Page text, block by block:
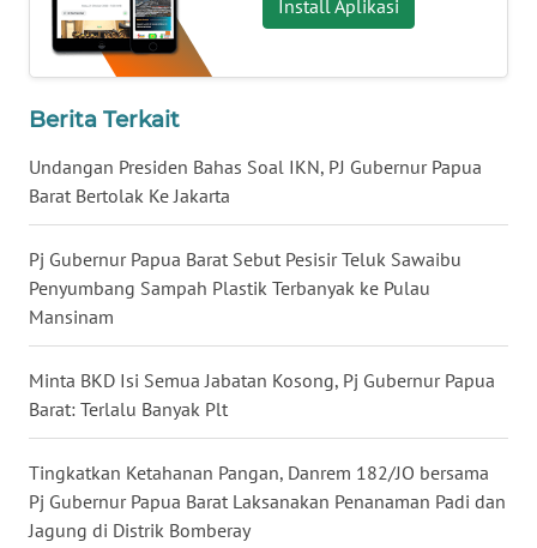
Install Aplikasi
Berita Terkait
Undangan Presiden Bahas Soal IKN, PJ Gubernur Papua
Barat Bertolak Ke Jakarta
Pj Gubernur Papua Barat Sebut Pesisir Teluk Sawaibu
Penyumbang Sampah Plastik Terbanyak ke Pulau
Mansinam
Minta BKD Isi Semua Jabatan Kosong, Pj Gubernur Papua
Barat: Terlalu Banyak Plt
Tingkatkan Ketahanan Pangan, Danrem 182/JO bersama
Pj Gubernur Papua Barat Laksanakan Penanaman Padi dan
Jagung di Distrik Bomberay
WN
KALTARA
WN
KALSEL
WN
WN
WN
WN
SULUT